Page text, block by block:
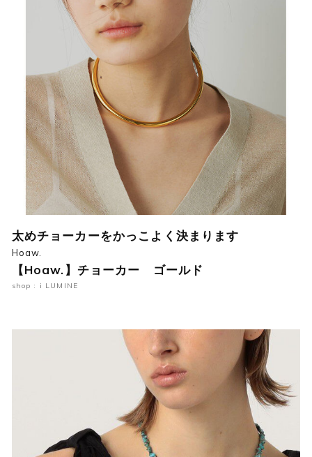
太めチョーカーをかっこよく決まります
Hoaw.
【Hoaw.】チョーカー ゴールド
shop : i LUMINE